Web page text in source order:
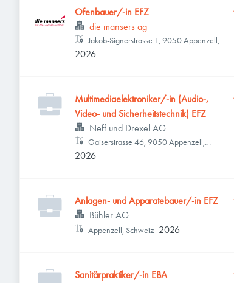
Ofenbauer/-in EFZ
die mansers ag
Jakob-Signerstrasse 1, 9050 Appenzell,
Schweiz
2026
Multimediaelektroniker/-in (Audio-,
Video- und Sicherheitstechnik) EFZ
Neff und Drexel AG
Gaiserstrasse 46, 9050 Appenzell,
Schweiz
2026
Anlagen- und Apparatebauer/-in EFZ
Bühler AG
Appenzell, Schweiz 2026
Sanitärpraktiker/-in EBA